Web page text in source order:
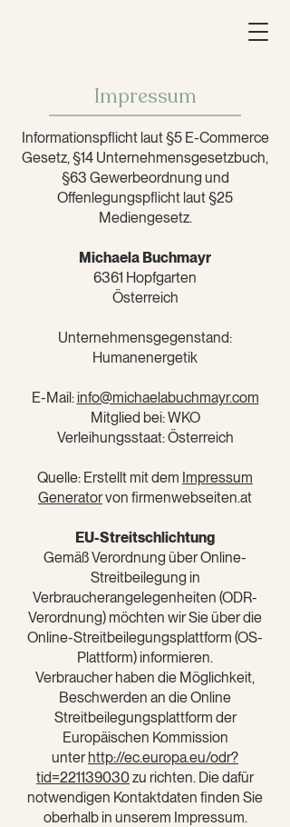
Impressum
Informationspflicht laut §5 E-Commerce
Gesetz, §14 Unternehmensgesetzbuch,
§63 Gewerbeordnung und
Offenlegungspflicht laut §25
Mediengesetz.
Michaela Buchmayr
6361 Hopfgarten
Österreich
Unternehmensgegenstand:
Humanenergetik
E-Mail:info@michaelabuchmayr.com
Mitglied bei: WKO
Verleihungsstaat: Österreich
Quelle: Erstellt mit dem Impressum
Generatorvon firmenwebseiten.at
EU-Streitschlichtung
Gemäß Verordnung über Online-
Streitbeilegung in
Verbraucherangelegenheiten (ODR-
Verordnung) möchten wir Sie über die
Online-Streitbeilegungsplattform (OS-
Plattform) informieren.
Verbraucher haben die Möglichkeit,
Beschwerden an die Online
Streitbeilegungsplattform der
Europäischen Kommission
unterhttp://ec.europa.eu/odr?
tid=221139030zu richten. Die dafür
notwendigen Kontaktdaten finden Sie
oberhalb in unserem Impressum.